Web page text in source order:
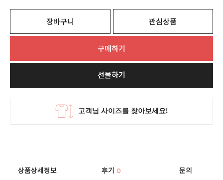
장바구니 관심상품
구매하기
선물하기
상품상세정보 후기0 문의